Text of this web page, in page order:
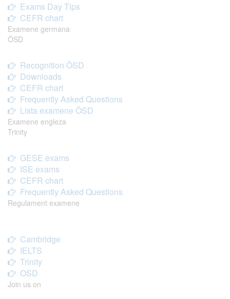
Exams Day Tips
CEFR chart
Examene germana
ÖSD
Recognition ÖSD
Downloads
CEFR chart
Frequently Asked Questions
Lista examene ÖSD
Examene engleza
Trinity
GESE exams
ISE exams
CEFR chart
Frequently Asked Questions
Regulament examene
Cambridge
IELTS
Trinity
OSD
Join us on